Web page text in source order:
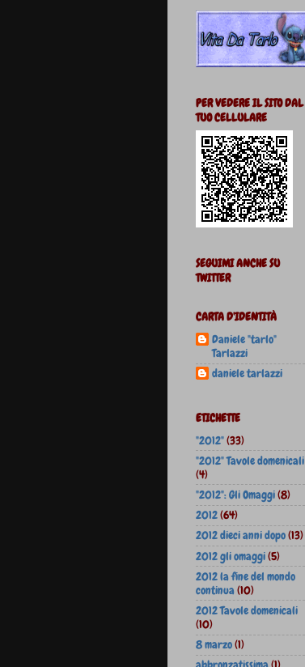
PER VEDERE IL SITO DAL
TUO CELLULARE
SEGUIMI ANCHE SU
TWITTER
CARTA D'IDENTITÀ
Daniele "tarlo"
Tarlazzi
daniele tarlazzi
ETICHETTE
"2012"(33)
"2012" Tavole domenicali
(4)
"2012": Gli Omaggi(8)
2012(64)
2012 dieci anni dopo(13)
2012 gli omaggi(5)
2012 la fine del mondo
continua(10)
2012 Tavole domenicali
(10)
8 marzo(1)